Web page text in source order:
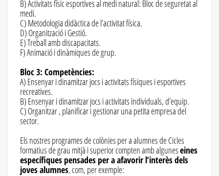
B) Activitats físic esportives al medi natural: Bloc de seguretat al
medi.
C) Metodologia didàctica de l’activitat física.
D) Organització i Gestió.
E) Treball amb discapacitats.
F) Animació i dinàmiques de grup.
Bloc 3: Competències:
A) Ensenyar i dinamitzar jocs i activitats físiques i esportives
recreatives.
B) Ensenyar i dinamitzar jocs i activitats individuals, d’equip.
C) Organitzar , planificar i gestionar una petita empresa del
sector.
Els nostres programes de colònies per a alumnes de Cicles
formatius de grau mitjà i superior compten amb alguneseines
específiques pensades per a afavorir l’interès dels
joves alumnes, com, per exemple: